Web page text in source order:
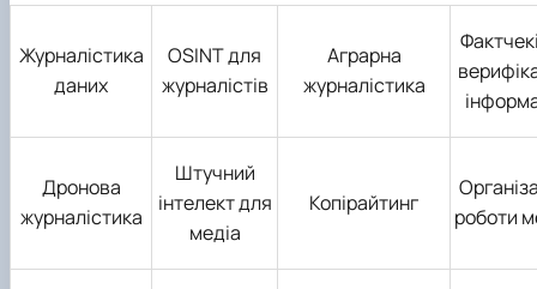
Журналістика
даних
OSINT для
журналістів
Аграрна
журналістика
Дронова
журналістика
Штучний
інтелект для
медіа
Копірайтинг
роботи